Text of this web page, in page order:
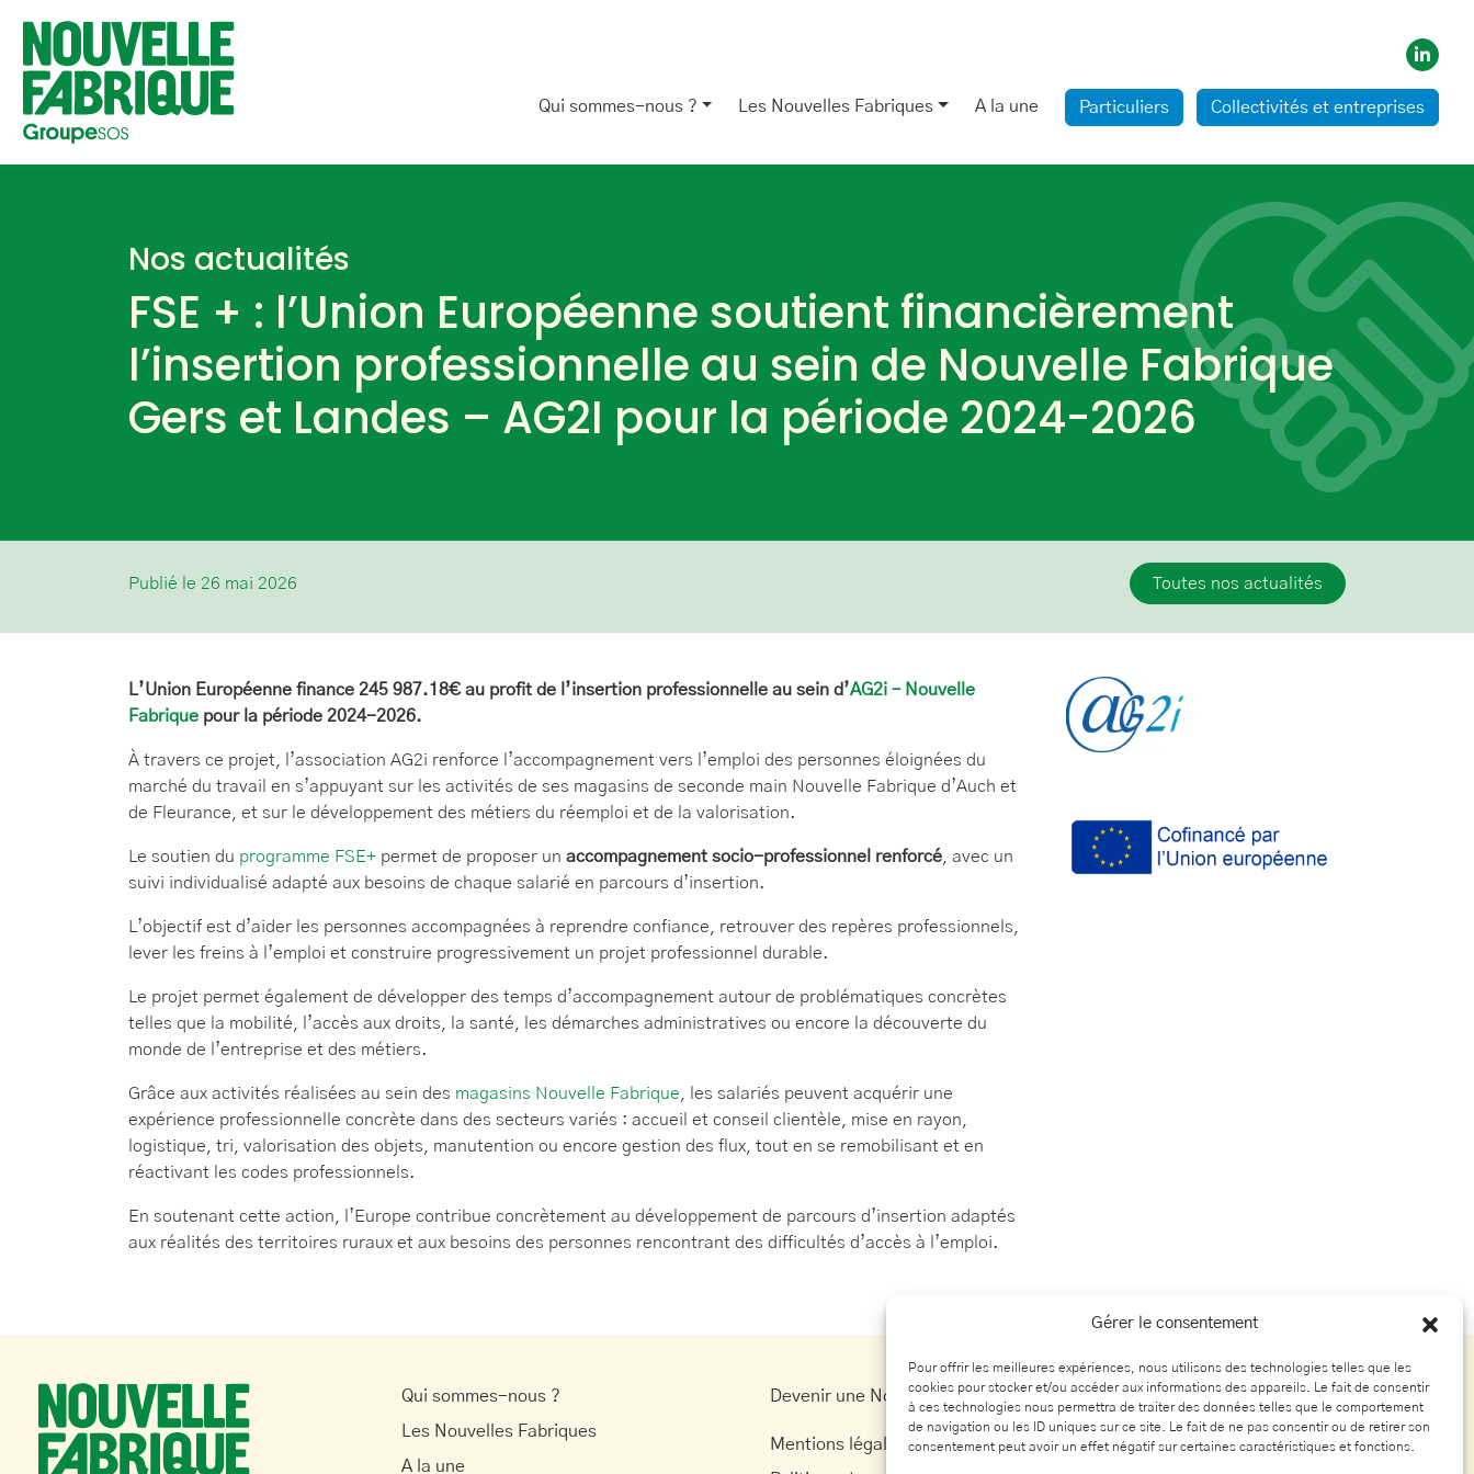
Gérer le consentement
Pour offrir les meilleures expériences, nous utilisons des technologies telles que les
cookies pour stocker et/ou accéder aux informations des appareils. Le fait de consentir
à ces technologies nous permettra de traiter des données telles que le comportement
de navigation ou les ID uniques sur ce site. Le fait de ne pas consentir ou de retirer son
consentement peut avoir un effet négatif sur certaines caractéristiques et fonctions.
Qui sommes-nous ? Les Nouvelles Fabriques A la une Particuliers Collectivités et entreprises
Nos actualités
FSE + : l’Union Européenne soutient financièrement
l’insertion professionnelle au sein de Nouvelle Fabrique
Gers et Landes – AG2I pour la période 2024-2026
Publié le 26 mai 2026 Toutes nos actualités
L’Union Européenne finance 245 987.18€ au profit de l’insertion professionnelle au sein d’AG2i – Nouvelle
Fabrique pour la période 2024-2026.
À travers ce projet, l’association AG2i renforce l’accompagnement vers l’emploi des personnes éloignées du
marché du travail en s’appuyant sur les activités de ses magasins de seconde main Nouvelle Fabrique d’Auch et
de Fleurance, et sur le développement des métiers du réemploi et de la valorisation.
Le soutien du programme FSE+ permet de proposer un accompagnement socio-professionnel renforcé , avec un
suivi individualisé adapté aux besoins de chaque salarié en parcours d’insertion.
L’objectif est d’aider les personnes accompagnées à reprendre confiance, retrouver des repères professionnels,
lever les freins à l’emploi et construire progressivement un projet professionnel durable.
Le projet permet également de développer des temps d’accompagnement autour de problématiques concrètes
telles que la mobilité, l’accès aux droits, la santé, les démarches administratives ou encore la découverte du
monde de l’entreprise et des métiers.
Grâce aux activités réalisées au sein des magasins Nouvelle Fabrique , les salariés peuvent acquérir une
expérience professionnelle concrète dans des secteurs variés : accueil et conseil clientèle, mise en rayon,
logistique, tri, valorisation des objets, manutention ou encore gestion des flux, tout en se remobilisant et en
réactivant les codes professionnels.
En soutenant cette action, l’Europe contribue concrètement au développement de parcours d’insertion adaptés
aux réalités des territoires ruraux et aux besoins des personnes rencontrant des difficultés d’accès à l’emploi.
Qui sommes-nous ?
Les Nouvelles Fabriques
A la une
Devenir une Nouvelle Fabrique
Mentions légales